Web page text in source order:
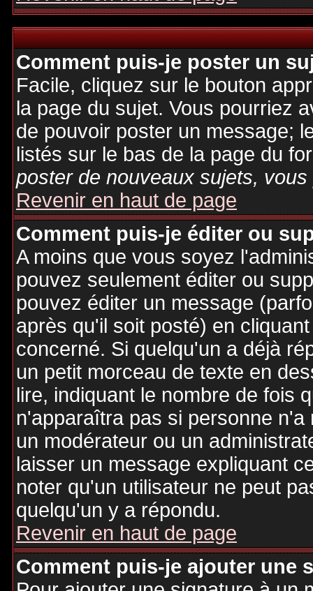
Comment puis-je poster un
Facile, cliquez sur le bouton
la page du sujet. Vous pourriez
de pouvoir poster un message;
listés sur le bas de la page du
poster de nouveaux sujets,
Revenir en haut de page
Comment puis-je éditer ou
A moins que vous soyez
pouvez seulement éditer ou
pouvez éditer un message
après qu'il soit posté) en
concerné. Si quelqu'un a déjà
un petit morceau de texte en
lire, indiquant le nombre de fois
n'apparaîtra pas si personne
un modérateur ou un
laisser un message expliquant
noter qu'un utilisateur ne peut
quelqu'un y a répondu.
Revenir en haut de page
Comment puis-je ajouter une